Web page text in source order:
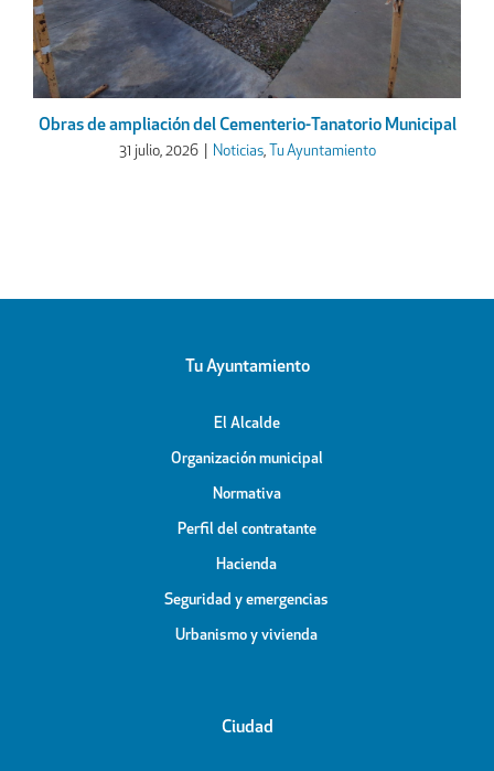
Obras de ampliación del Cementerio-Tanatorio Municipal
31 julio, 2026 Noticias, Tu Ayuntamiento
Tu Ayuntamiento
El Alcalde
Organización municipal
Normativa
Perfil del contratante
Hacienda
Seguridad y emergencias
Urbanismo y vivienda
Ciudad